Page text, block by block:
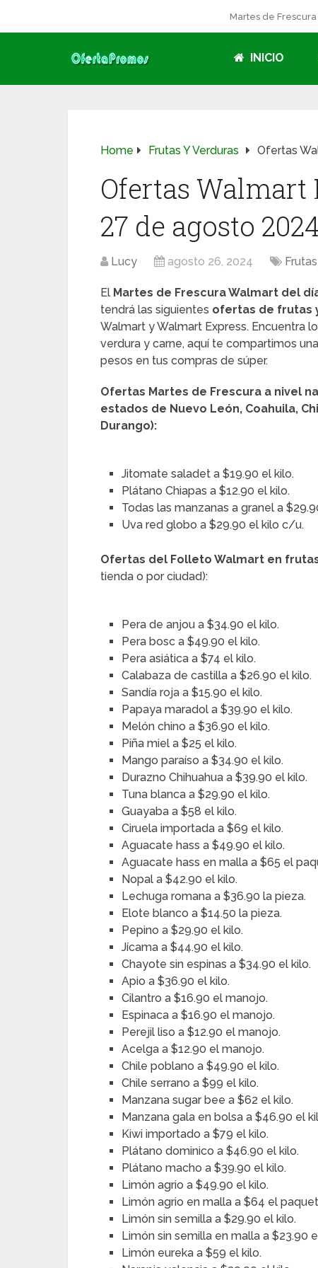
Martes de
INICIO
Home Frutas Y Verduras Ofertas
Ofertas Walmart
27 de agosto 2024
Lucy agosto 26, 2024
El Martes de Frescura Walmart del
tendrá las siguientes ofertas de frutas
Walmart y Walmart Express. Encuentra
verdura y carne, aquí te compartimos
pesos en tus compras de súper.
Ofertas Martes de Frescura a nivel
estados de Nuevo León, Coahuila,
Durango):
Jitomate saladet a $19.90 el kilo.
Plátano Chiapas a $12.90 el kilo.
Todas las manzanas a granel a
Uva red globo a $29.90 el kilo c/u.
Ofertas del Folleto Walmart en
tienda o por ciudad):
Pera de anjou a $34.90 el kilo.
Pera bosc a $49.90 el kilo.
Pera asiática a $74 el kilo.
Calabaza de castilla a $26.90 el kilo.
Sandía roja a $15.90 el kilo.
Papaya maradol a $39.90 el kilo.
Melón chino a $36.90 el kilo.
Piña miel a $25 el kilo.
Mango paraíso a $34.90 el kilo.
Durazno Chihuahua a $39.90 el kilo.
Tuna blanca a $29.90 el kilo.
Guayaba a $58 el kilo.
Ciruela importada a $69 el kilo.
Aguacate hass a $49.90 el kilo.
Aguacate hass en malla a $65 el
Nopal a $42.90 el kilo.
Lechuga romana a $36.90 la pieza.
Elote blanco a $14.50 la pieza.
Pepino a $29.90 el kilo.
Jícama a $44.90 el kilo.
Chayote sin espinas a $34.90 el kilo.
Apio a $36.90 el kilo.
Cilantro a $16.90 el manojo.
Espinaca a $16.90 el manojo.
Perejil liso a $12.90 el manojo.
Acelga a $12.90 el manojo.
Chile poblano a $49.90 el kilo.
Chile serrano a $99 el kilo.
Manzana sugar bee a $62 el kilo.
Manzana gala en bolsa a $46.90 el
Kiwi importado a $79 el kilo.
Plátano dominico a $46.90 el kilo.
Plátano macho a $39.90 el kilo.
Limón agrio a $49.90 el kilo.
Limón agrio en malla a $64 el
Limón sin semilla a $29.90 el kilo.
Limón sin semilla en malla a $23.90
Limón eureka a $59 el kilo.